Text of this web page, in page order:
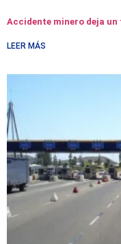
Accidente minero deja
LEER MÁS